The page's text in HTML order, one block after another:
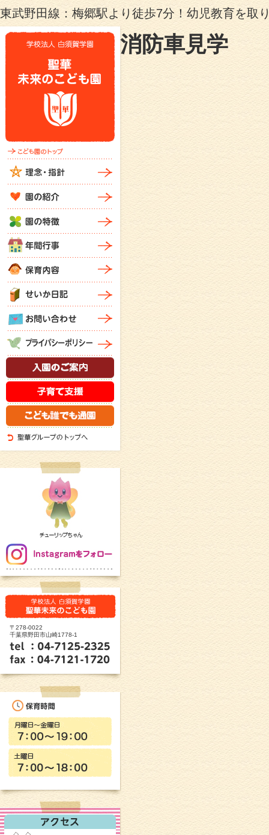
東武野田線：梅郷駅より徒歩7分！幼児教育を取
〒278-0022
千葉県野田市山崎1778-1
消防車見学